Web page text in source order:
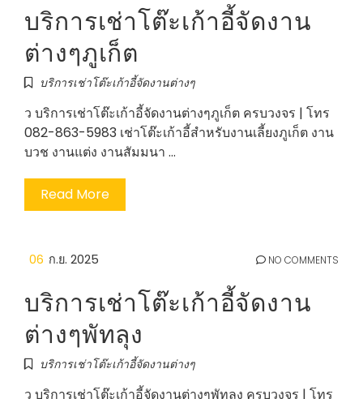
บริการเช่าโต๊ะเก้าอี้จัดงาน
ต่างๆภูเก็ต
บริการเช่าโต๊ะเก้าอี้จัดงานต่างๆ
ว บริการเช่าโต๊ะเก้าอี้จัดงานต่างๆภูเก็ต ครบวงจร | โทร
082-863-5983 เช่าโต๊ะเก้าอี้สำหรับงานเลี้ยงภูเก็ต งาน
บวช งานแต่ง งานสัมมนา …
Read More
06 ก.ย. 2025 NO COMMENTS
บริการเช่าโต๊ะเก้าอี้จัดงาน
ต่างๆพัทลุง
บริการเช่าโต๊ะเก้าอี้จัดงานต่างๆ
ว บริการเช่าโต๊ะเก้าอี้จัดงานต่างๆพัทลุง ครบวงจร | โทร